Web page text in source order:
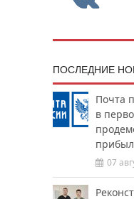
ПОСЛЕДНИЕ
Почта
в
07